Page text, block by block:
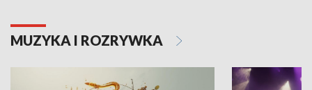
MUZYKA I ROZRYWKA